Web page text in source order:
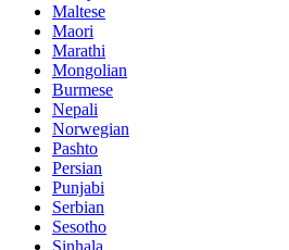
Maltese
Maori
Marathi
Mongolian
Burmese
Nepali
Norwegian
Pashto
Persian
Punjabi
Serbian
Sesotho
Sinhala